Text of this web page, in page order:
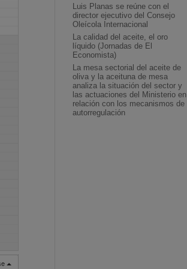
Luis Planas se reúne con el
director ejecutivo del Consejo
Oleícola Internacional
La calidad del aceite, el oro
líquido (Jornadas de El
Economista)
La mesa sectorial del aceite de
oliva y la aceituna de mesa
analiza la situación del sector y
las actuaciones del Ministerio en
relación con los mecanismos de
autorregulación